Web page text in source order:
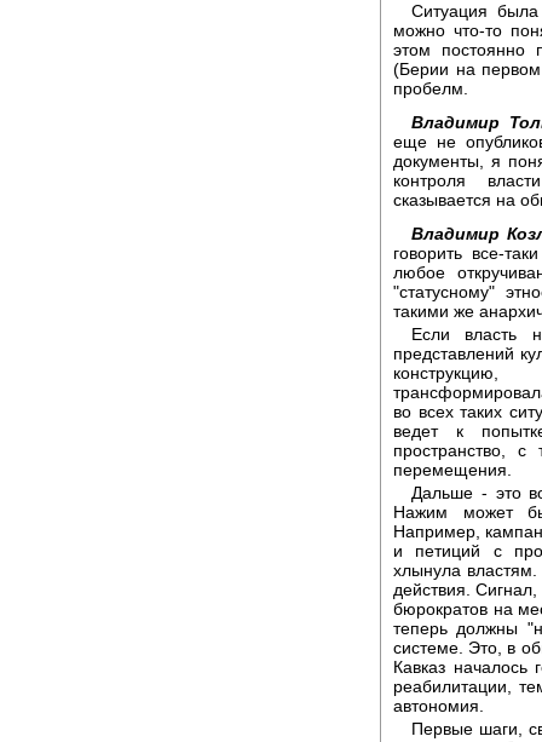
Ситуация
можно что-то
этом постоянно
(Берии на
пробелм.
Владимир
еще не
документы, я
контроля
сказывается на
Владимир
говорить все-
любое
"статусному"
такими же
Если власть
представлений
во всех таких
ведет к
пространство,
перемещения.
Дальше - это
Нажим может
Например,
и петиций с
хлынула
действия.
бюрократов на
теперь должны
системе. Это, в
Кавказ
реабилитации,
автономия.
Первые шаги,